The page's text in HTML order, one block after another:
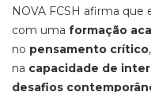
NOVA FCSH afirma
com uma formação
no pensamento crítico
na capacidade de
desafios